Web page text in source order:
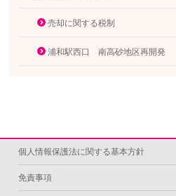
売却に関する税制
浦和駅西口 南高砂地区再開発
個人情報保護法に関する基本方針
免責事項